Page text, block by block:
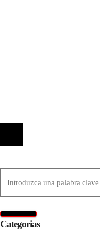
Categorias